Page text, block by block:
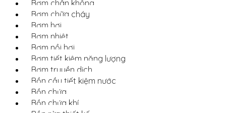
Bơm chân không
Bơm chữa cháy
Bơm hơi
Bơm nhiệt
Bơm nồi hơi
Bơm tiết kiệm năng lượng
Bơm truyền dịch
Bồn cầu tiết kiệm nước
Bồn chứa
Bồn chứa khí